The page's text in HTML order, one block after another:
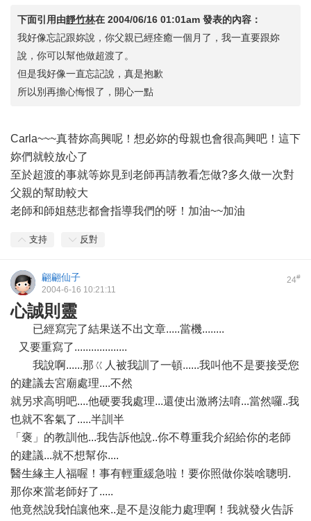
下面引用由靜竹林在 2004/06/16 01:01am 發表的內容：
我好像忘記跟妳說，你父親已經痊癒一個月了，我一直要跟妳
說，你可以幫他做超渡了。
但是我好像一直忘記說，真是抱歉
所以別再擔心悔恨了，開心一點
Carla~~~真替妳高興呢！想必妳的母親也會很高興吧！這下
妳們就較放心了
至於超渡的事就等妳見到老師再請教看怎做?多久做一次對
父親的幫助較大
老師和師姐慈悲都會指導我們的呀！加油~~加油
支持 反對
24#
翩翩仙子
2004-6-16 10:21:11
心誠則靈
已經寫完了結果送不出文章.....當機........
又要重寫了...................
我說啊......那ㄍ人被我訓了一頓......我叫他不是要接受您
的建議去宮廟處理....不然
就另求高明吧....他硬要我處理...還使出激將法唷...當然囉..我
也就不客氣了.....半訓半
「褒」的教訓他...我告訴他說..你不尊重我介紹給你的老師
的建議...就不想幫你....
醫生緣主人福喔！事有輕重緩急啦！要你照做你裝啥聰明.
那你來當老師好了.....
他竟然說我怕讓他來..是不是沒能力處理啊！我就發火告訴